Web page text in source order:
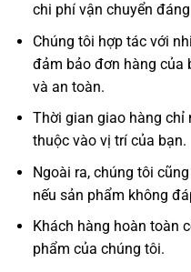
chi phí vận chuyển đáng
Chúng tôi hợp tác với
đảm bảo đơn hàng của
và an toàn.
Thời gian giao hàng chỉ
thuộc vào vị trí của bạn.
Ngoài ra, chúng tôi
nếu sản phẩm không
Khách hàng hoàn toàn
phẩm của chúng tôi.